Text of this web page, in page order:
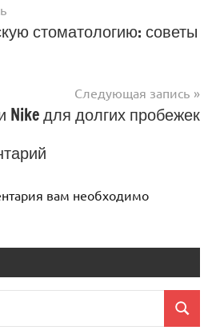
стоматологию: советы
Следующая запись
для долгих пробежек
вам необходимо
Поиск